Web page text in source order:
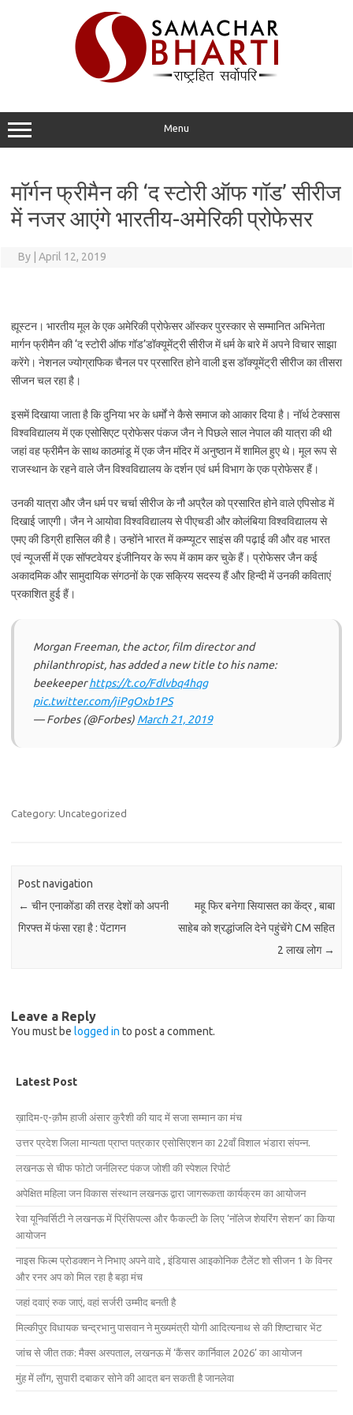
Menu
मॉर्गन फ्रीमैन की ‘द स्टोरी ऑफ गॉड’ सीरीज
में नजर आएंगे भारतीय-अमेरिकी प्रोफेसर
By April 12, 2019
ह्यूस्टन। भारतीय मूल के एक अमेरिकी प्रोफेसर ऑस्कर पुरस्कार से सम्मानित अभिनेता
मार्गन फ्रीमैन की ‘द स्टोरी ऑफ गॉड’डॉक्यूमेंट्री सीरीज में धर्म के बारे में अपने विचार साझा
करेंगे। नेशनल ज्योग्राफिक चैनल पर प्रसारित होने वाली इस डॉक्यूमेंट्री सीरीज का तीसरा
सीजन चल रहा है।
इसमें दिखाया जाता है कि दुनिया भर के धर्मों ने कैसे समाज को आकार दिया है। नॉर्थ टेक्सास
विश्वविद्यालय में एक एसोसिएट प्रोफेसर पंकज जैन ने पिछले साल नेपाल की यात्रा की थी
जहां वह फ्रीमैन के साथ काठमांडू में एक जैन मंदिर में अनुष्ठान में शामिल हुए थे। मूल रूप से
राजस्थान के रहने वाले जैन विश्वविद्यालय के दर्शन एवं धर्म विभाग के एक प्रोफेसर हैं।
उनकी यात्रा और जैन धर्म पर चर्चा सीरीज के नौ अप्रैल को प्रसारित होने वाले एपिसोड में
दिखाई जाएगी। जैन ने आयोवा विश्वविद्यालय से पीएचडी और कोलंबिया विश्वविद्यालय से
एमए की डिग्री हासिल की है। उन्होंने भारत में कम्प्यूटर साइंस की पढ़ाई की और वह भारत
एवं न्यूजर्सी में एक सॉफ्टवेयर इंजीनियर के रूप में काम कर चुके हैं। प्रोफेसर जैन कई
अकादमिक और सामुदायिक संगठनों के एक सक्रिय सदस्य हैं और हिन्दी में उनकी कविताएं
प्रकाशित हुई हैं।
Morgan Freeman, the actor, film director and
philanthropist, has added a new title to his name:
beekeeperhttps://t.co/Fdlvbq4hqg
pic.twitter.com/jiPgOxb1PS
— Forbes (@Forbes) March 21, 2019
Category: Uncategorized
Post navigation
← चीन एनाकोंडा की तरह देशों को अपनी
गिरफ्त में फंसा रहा है : पेंटागन
महू फिर बनेगा सियासत का केंद्र , बाबा
साहेब को श्रद्धांजलि देने पहुंचेंगे CM सहित
2 लाख लोग →
Leave a Reply
You must be logged in to post a comment.
Latest Post
ख़ादिम-ए-क़ौम हाजी अंसार कुरैशी की याद में सजा सम्मान का मंच
उत्तर प्रदेश जिला मान्यता प्राप्त पत्रकार एसोसिएशन का 22वाँ विशाल भंडारा संपन्न.
लखनऊ से चीफ फोटो जर्नलिस्ट पंकज जोशी की स्पेशल रिपोर्ट
अपेक्षित महिला जन विकास संस्थान लखनऊ द्वारा जागरूकता कार्यक्रम का आयोजन
रेवा यूनिवर्सिटी ने लखनऊ में प्रिंसिपल्स और फैकल्टी के लिए ‘नॉलेज शेयरिंग सेशन’ का किया
आयोजन
नाइस फिल्म प्रोडक्शन ने निभाए अपने वादे , इंडियास आइकोनिक टैलेंट शो सीजन 1 के विनर
और रनर अप को मिल रहा है बड़ा मंच
जहां दवाएं रुक जाएं, वहां सर्जरी उम्मीद बनती है
मिल्कीपुर विधायक चन्द्रभानु पासवान ने मुख्यमंत्री योगी आदित्यनाथ से की शिष्टाचार भेंट
जांच से जीत तक: मैक्स अस्पताल, लखनऊ में ‘कैंसर कार्निवाल 2026’ का आयोजन
मुंह में लौंग, सुपारी दबाकर सोने की आदत बन सकती है जानलेवा